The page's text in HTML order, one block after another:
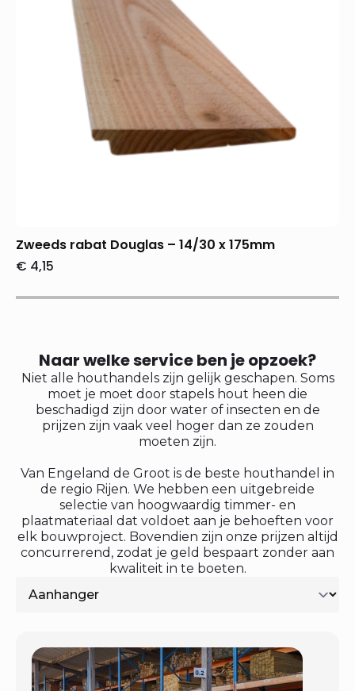
Zweeds rabat Douglas – 14/30 x 175mm
€ 4,15
Naar welke service ben je opzoek?
Niet alle houthandels zijn gelijk geschapen. Soms
moet je moet door stapels hout heen die
beschadigd zijn door water of insecten en de
prijzen zijn vaak veel hoger dan ze zouden
moeten zijn.
Van Engeland de Groot is de beste houthandel in
de regio Rijen. We hebben een uitgebreide
selectie van hoogwaardig timmer- en
plaatmateriaal dat voldoet aan je behoeften voor
elk bouwproject. Bovendien zijn onze prijzen altijd
concurrerend, zodat je geld bespaart zonder aan
kwaliteit in te boeten.